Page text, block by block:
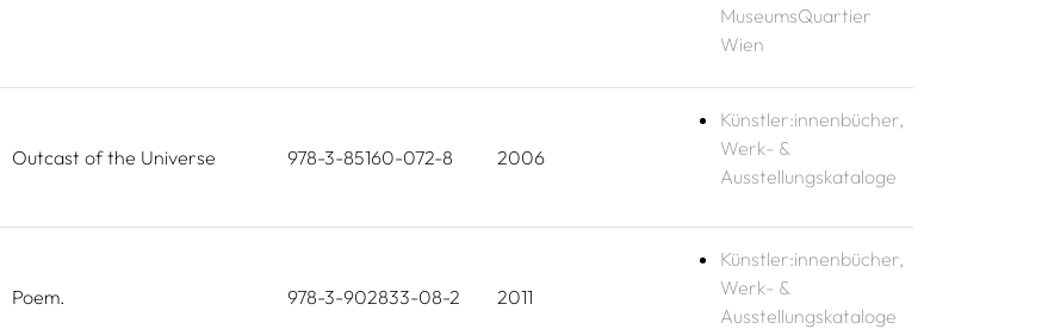
MuseumsQuartier
Wien
Outcast of the Universe 978-3-85160-072-8 2006
Künstler:innenbücher,
Werk- &
Ausstellungskataloge
Poem. 978-3-902833-08-2 2011
Künstler:innenbücher,
Werk- &
Ausstellungskataloge